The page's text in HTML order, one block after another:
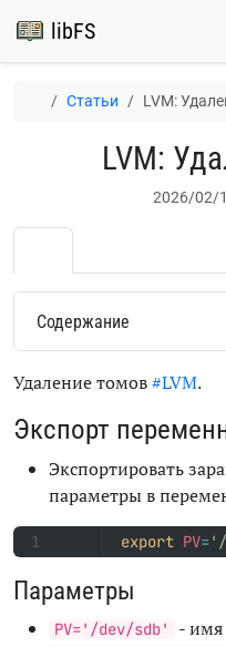
libFS
Статьи LVM:
LVM:
2026/02/
Содержание
Удаление томов#LVM.
Экспорт
Экспортировать
параметры в
export PV='/
Параметры
PV='/dev/sdb' - имя